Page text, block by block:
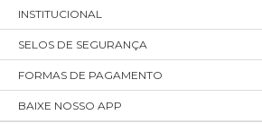
INSTITUCIONAL
SELOS DE SEGURANÇA
FORMAS DE PAGAMENTO
BAIXE NOSSO APP